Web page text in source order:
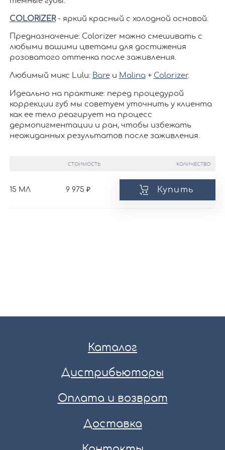
COLORIZER- яркий красный с холодной основой.
Предназначение: Colorizer можно смешивать с
любыми вашими цветами для достижения
розоватого оттенка после заживления.
Любимый микс Lulu: Bareи Malina+ Colorizer.
Идеально на практике: перед процедурой
коррекции губ мы советуем уточнить у клиента
как ее тело реагирует на процесс
дермопигментации и ран, чтобы избежать
неожиданных результатов после заживления.
СТОИМОСТЬ КОЛИЧЕСТВО
15 МЛ 9 975 Купить
Каталог
Дистрибьюторы
Оплата и возврат
Доставка